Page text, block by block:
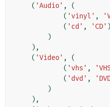
( 'Audio' ,
(
( 'vinyl' ,
( 'cd' , 'CD'
)
),
( 'Video' ,
(
( 'vhs' ,
( 'dvd' ,
)
),